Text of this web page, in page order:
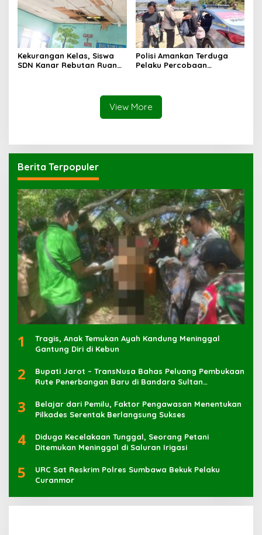
Kekurangan Kelas, Siswa
SDN Kanar Rebutan Ruang
Polisi Amankan Terduga
Pelaku Percobaan
View More
Berita Terpopuler
1
Tragis, Anak Temukan Ayah Kandung Meninggal
Gantung Diri di Kebun
2
Bupati Jarot – TransNusa Bahas Peluang Pembukaan
Rute Penerbangan Baru di Bandara Sultan
3
Belajar dari Pemilu, Faktor Pengawasan Menentukan
Pilkades Serentak Berlangsung Sukses
4
Diduga Kecelakaan Tunggal, Seorang Petani
Ditemukan Meninggal di Saluran Irigasi
5
URC Sat Reskrim Polres Sumbawa Bekuk Pelaku